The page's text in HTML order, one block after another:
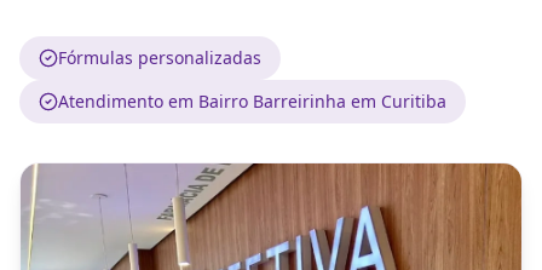
Fórmulas personalizadas
Atendimento em Bairro Barreirinha em Curitiba